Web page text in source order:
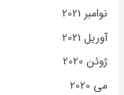
نوامبر 2021
آوریل 2021
ژوئن 2020
می 2020